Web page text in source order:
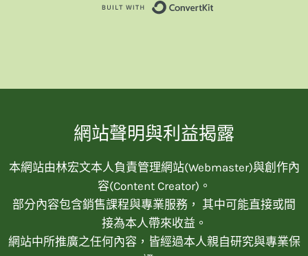
網站聲明與利益揭露
本網站由林宏文本人負責管理網站(Webmaster)與創作內
容(Content Creator)。
部分內容包含銷售課程與專業服務， 其中可能直接或間
接為本人帶來收益。
網站中所推廣之任何內容，皆經過本人親自研究與專業保